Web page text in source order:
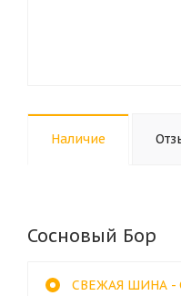
Наличие
Сосновый Бор
СВЕЖАЯ ШИНА -